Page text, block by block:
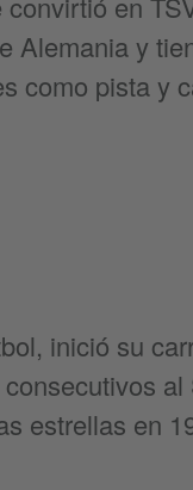
Alemania y
como pista y
inició su
al
estrellas en